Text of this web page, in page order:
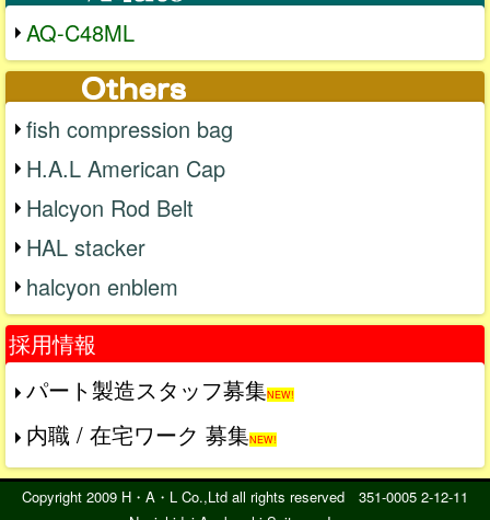
AQ-C48ML
fish compression bag
H.A.L American Cap
Halcyon Rod Belt
HAL stacker
halcyon enblem
採用情報
パート製造スタッフ募集NEW!
内職 / 在宅ワーク 募集NEW!
Copyright 2009 H・A・L Co.,Ltd all rights reserved 351-0005 2-12-11